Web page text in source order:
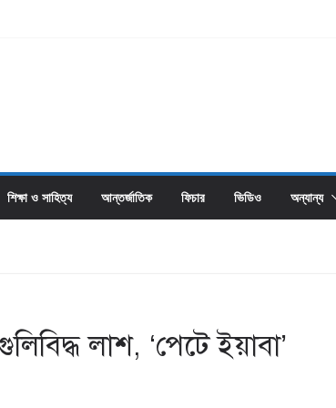
শিক্ষা ও সাহিত্য আন্তর্জাতিক ফিচার ভিডিও অন্যান্য
লাশ, ‘পেটে ইয়াবা’